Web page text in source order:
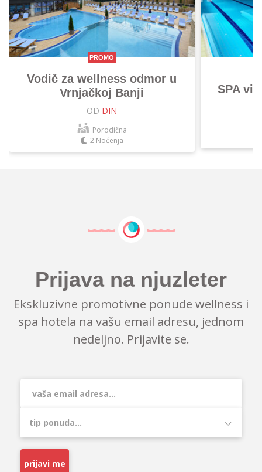
PROMO
Vodič za wellness odmor u
Vrnjačkoj Banji
OD DIN
Porodična
2 Noćenja
SPA
Prijava na njuzleter
Ekskluzivne promotivne ponude wellness i
spa hotela na vašu email adresu, jednom
nedeljno. Prijavite se.
prijavi me